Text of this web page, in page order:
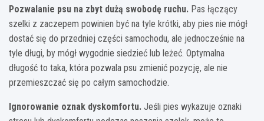
Pozwalanie psu na zbyt dużą swobodę ruchu. Pas łączący
szelki z zaczepem powinien być na tyle krótki, aby pies nie mógł
dostać się do przedniej części samochodu, ale jednocześnie na
tyle długi, by mógł wygodnie siedzieć lub leżeć. Optymalna
długość to taka, która pozwala psu zmienić pozycję, ale nie
przemieszczać się po całym samochodzie.
Ignorowanie oznak dyskomfortu. Jeśli pies wykazuje oznaki